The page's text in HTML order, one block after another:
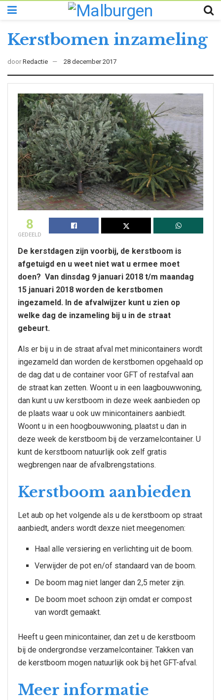
Kerstbomen inzameling
door Redactie 28 december 2017
8
GEDEELD
De kerstdagen zijn voorbij, de kerstboom is
afgetuigd en u weet niet wat u ermee moet
doen? Van dinsdag 9 januari 2018 t/m maandag
15 januari 2018 worden de kerstbomen
ingezameld. In de afvalwijzer kunt u zien op
welke dag de inzameling bij u in de straat
gebeurt.
Als er bij u in de straat afval met minicontainers wordt
ingezameld dan worden de kerstbomen opgehaald op
de dag dat u de container voor GFT of restafval aan
de straat kan zetten. Woont u in een laagbouwwoning,
dan kunt u uw kerstboom in deze week aanbieden op
de plaats waar u ook uw minicontainers aanbiedt.
Woont u in een hoogbouwwoning, plaatst u dan in
deze week de kerstboom bij de verzamelcontainer. U
kunt de kerstboom natuurlijk ook zelf gratis
wegbrengen naar de afvalbrengstations.
Kerstboom aanbieden
Let aub op het volgende als u de kerstboom op straat
aanbiedt, anders wordt dexze niet meegenomen:
Haal alle versiering en verlichting uit de boom.
Verwijder de pot en/of standaard van de boom.
De boom mag niet langer dan 2,5 meter zijn.
De boom moet schoon zijn omdat er compost
van wordt gemaakt.
Heeft u geen minicontainer, dan zet u de kerstboom
bij de ondergrondse verzamelcontainer. Takken van
de kerstboom mogen natuurlijk ook bij het GFT-afval.
Meer informatie